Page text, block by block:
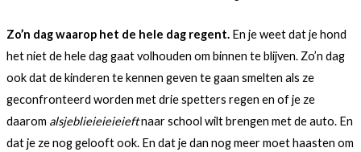
Zo’n dag waarop het de hele dag regent. En je weet dat je hond
het niet de hele dag gaat volhouden om binnen te blijven. Zo’n dag
ook dat de kinderen te kennen geven te gaan smelten als ze
geconfronteerd worden met drie spetters regen en of je ze
daarom alsjeblieieieieieftnaar school wilt brengen met de auto. En
dat je ze nog gelooft ook. En dat je dan nog meer moet haasten om